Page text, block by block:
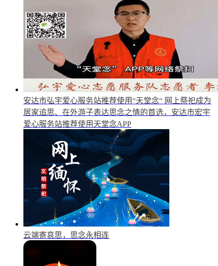
安达市弘宇爱心服务站推荐使用“天堂念“ 网上祭祀成为
居家追思、在外游子表达思念之情的首选，安达市宏宇
爱心服务站推荐使用天堂念APP
云端寄哀思，思念永相连